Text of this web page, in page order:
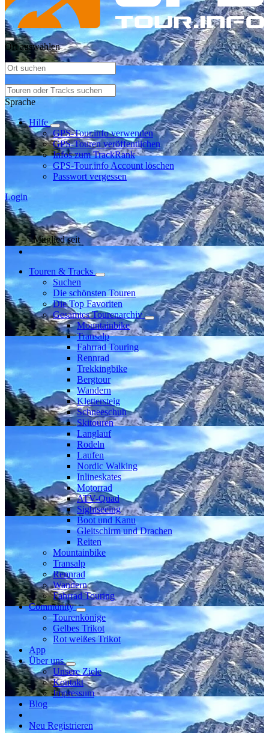
Ort auswählen
Sprache
Hilfe
GPS-Tour.info verwenden
GPS-Touren veröffentlichen
Infos zum TrackRank
GPS-Tour.info Account löschen
Passwort vergessen
Login
Mitglied seit
Touren & Tracks
Suchen
Die schönsten Touren
Die Top Favoriten
Gesamtes Tourenarchiv
Mountainbike
Transalp
Fahrrad Touring
Rennrad
Trekkingbike
Bergtour
Wandern
Klettersteig
Schneeschuh
Skitouren
Langlauf
Rodeln
Laufen
Nordic Walking
Inlineskates
Motorrad
ATV-Quad
Sightseeing
Boot und Kanu
Gleitschirm und Drachen
Reiten
Mountainbike
Transalp
Rennrad
Wandern
Fahrrad Touring
Community
Tourenkönige
Gelbes Trikot
Rot weißes Trikot
App
Über uns
Unsere Ziele
Kontakt
Impressum
Blog
Neu Registrieren